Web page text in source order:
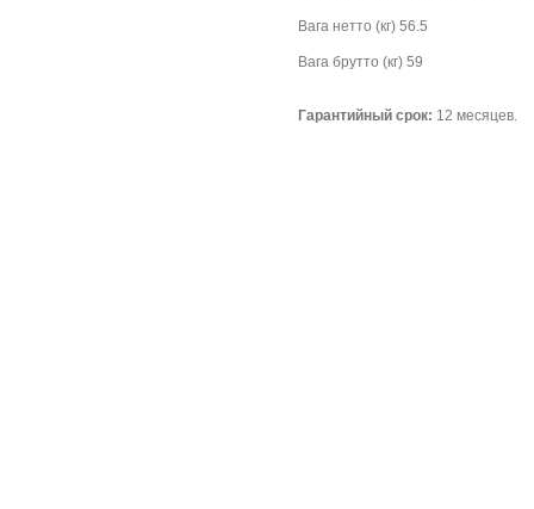
Вага нетто (кг) 56.5
Вага брутто (кг) 59
Гарантийный срок: 12 месяцев.